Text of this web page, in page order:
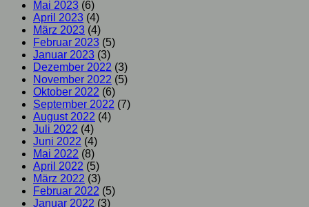
Mai 2023 (6)
April 2023 (4)
März 2023 (4)
Februar 2023 (5)
Januar 2023 (3)
Dezember 2022 (3)
November 2022 (5)
Oktober 2022 (6)
September 2022 (7)
August 2022 (4)
Juli 2022 (4)
Juni 2022 (4)
Mai 2022 (8)
April 2022 (5)
März 2022 (3)
Februar 2022 (5)
Januar 2022 (3)